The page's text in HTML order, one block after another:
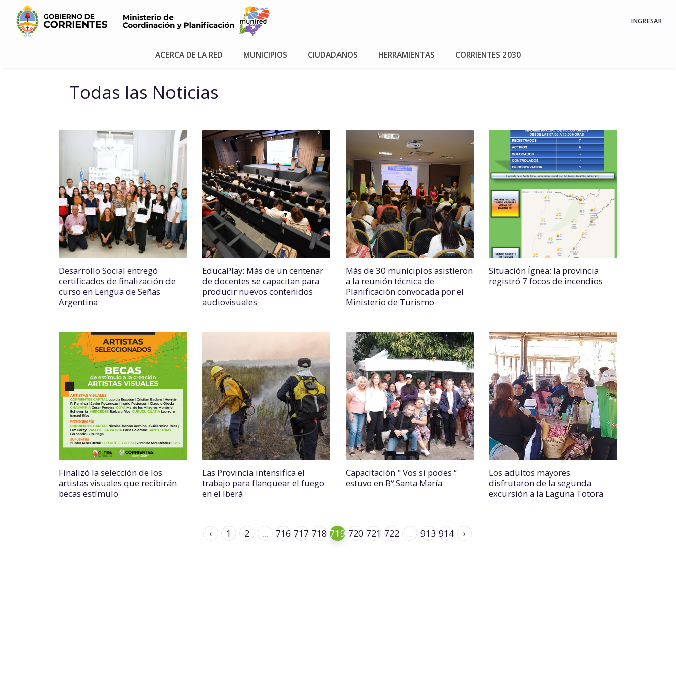
INGRESAR
ACERCA DE LA RED MUNICIPIOS CIUDADANOS HERRAMIENTAS CORRIENTES 2030
Todas las Noticias
Desarrollo Social entregó
certificados de finalización de
curso en Lengua de Señas
Argentina
EducaPlay: Más de un centenar
de docentes se capacitan para
producir nuevos contenidos
audiovisuales
Más de 30 municipios asistieron
a la reunión técnica de
Planificación convocada por el
Ministerio de Turismo
Situación Ígnea: la provincia
registró 7 focos de incendios
Finalizó la selección de los
artistas visuales que recibirán
becas estímulo
Las Provincia intensifica el
trabajo para flanquear el fuego
en el Iberá
Capacitación " Vos si podes “
estuvo en Bº Santa María
Los adultos mayores
disfrutaron de la segunda
excursión a la Laguna Totora
‹ 1 2 ... 716 717 718 719 720 721 722 ... 913 914 ›